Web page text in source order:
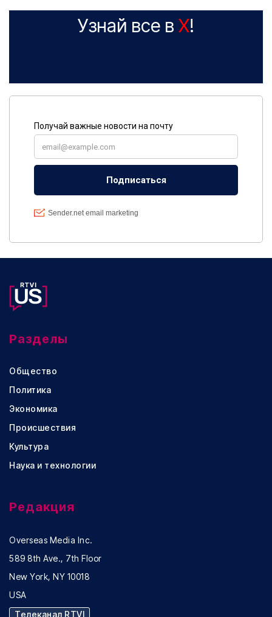
Узнай все в X!
Разделы
Общество
Политика
Экономика
Происшествия
Культура
Наука и технологии
Редакция
Overseas Media Inc.
589 8th Ave., 7th Floor
New York, NY 10018
USA
Телеканал RTVI